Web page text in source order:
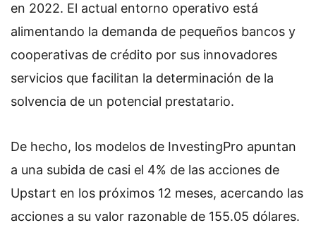
en 2022. El actual entorno operativo está
alimentando la demanda de pequeños bancos y
cooperativas de crédito por sus innovadores
servicios que facilitan la determinación de la
solvencia de un potencial prestatario.
De hecho, los modelos de InvestingPro apuntan
a una subida de casi el 4% de las acciones de
Upstart en los próximos 12 meses, acercando las
acciones a su valor razonable de 155.05 dólares.